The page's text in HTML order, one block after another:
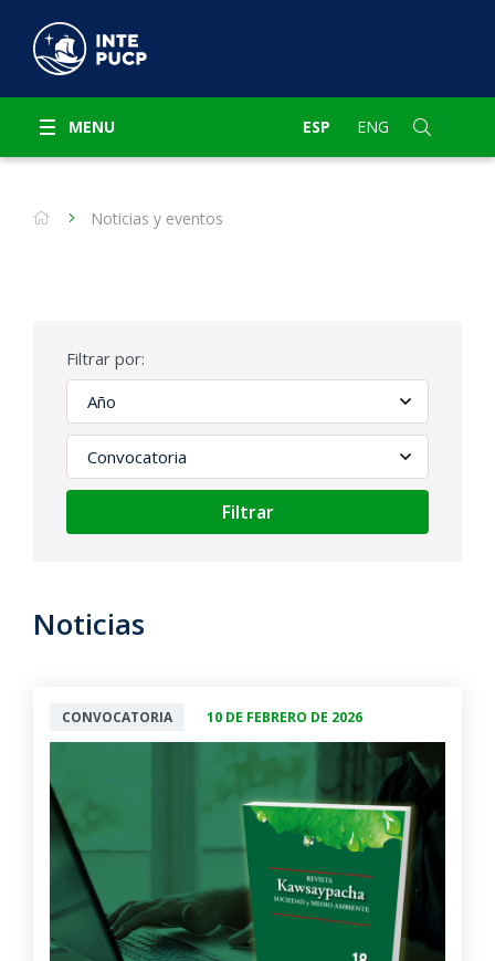
MENU ESP ENG
Noticias y eventos
Filtrar por:
Filtrar
Noticias
CONVOCATORIA 10 DE FEBRERO DE 2026